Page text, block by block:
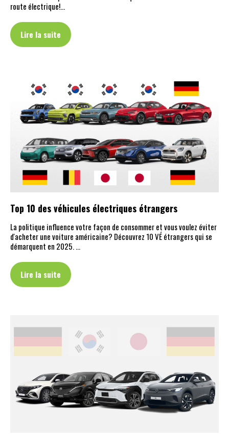
route électrique!…
Lire la suite
Top 10 des véhicules électriques étrangers
La politique influence votre façon de consommer et vous voulez éviter
d'acheter une voiture américaine? Découvrez 10 VÉ étrangers qui se
démarquent en 2025. …
Lire la suite